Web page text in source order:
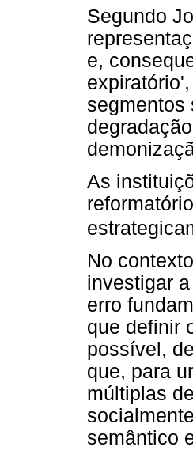
Segundo
e,
segmentos
As
No
investigar
erro
que definir
possível,
que, para
múltiplas
semântico